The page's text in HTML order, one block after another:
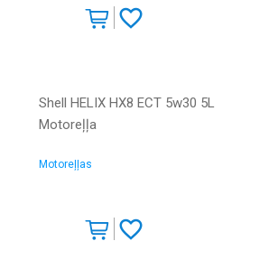
Shell HELIX HX8 ECT 5w30 5L
Motoreļļa
Motoreļļas